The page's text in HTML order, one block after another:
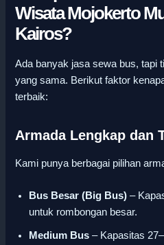
Wisata Mojokerto
Kairos?
Ada banyak jasa sewa bus, tapi
yang sama. Berikut faktor
terbaik:
Armada Lengkap dan
Kami punya berbagai pilihan
Bus Besar (Big Bus) –
untuk rombongan besar.
Medium Bus – Kapasitas